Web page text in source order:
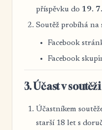
příspěvku do 19.
Soutěž probíhá na
Facebook
Facebook
3. Účast v soutěži
Účastníkem
starší 18 let s